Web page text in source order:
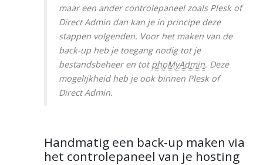
maar een ander controlepaneel zoals Plesk of
Direct Admin dan kan je in principe deze
stappen volgenden. Voor het maken van de
back-up heb je toegang nodig tot je
bestandsbeheer en totphpMyAdmin. Deze
mogelijkheid heb je ook binnen Plesk of
Direct Admin.
Handmatig een back-up maken via
het controlepaneel van je hosting